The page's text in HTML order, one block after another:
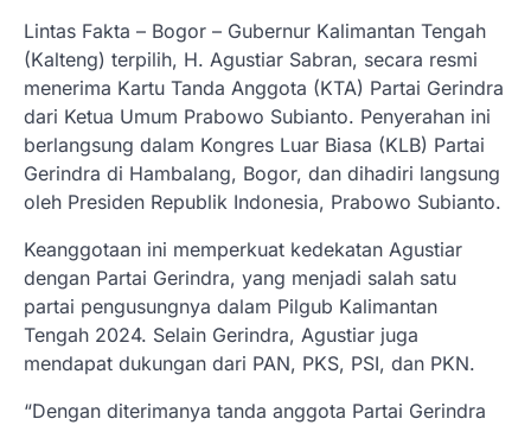
Lintas Fakta – Bogor – Gubernur Kalimantan Tengah
(Kalteng) terpilih, H. Agustiar Sabran, secara resmi
menerima Kartu Tanda Anggota (KTA) Partai Gerindra
dari Ketua Umum Prabowo Subianto. Penyerahan ini
berlangsung dalam Kongres Luar Biasa (KLB) Partai
Gerindra di Hambalang, Bogor, dan dihadiri langsung
oleh Presiden Republik Indonesia, Prabowo Subianto.
Keanggotaan ini memperkuat kedekatan Agustiar
dengan Partai Gerindra, yang menjadi salah satu
partai pengusungnya dalam Pilgub Kalimantan
Tengah 2024. Selain Gerindra, Agustiar juga
mendapat dukungan dari PAN, PKS, PSI, dan PKN.
“Dengan diterimanya tanda anggota Partai Gerindra